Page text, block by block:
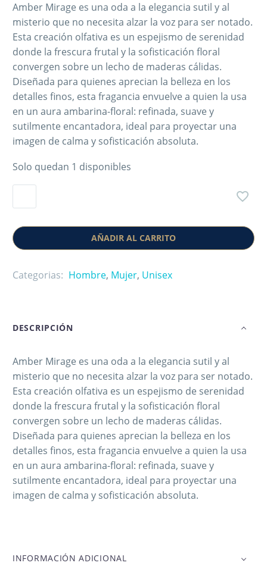
Amber Mirage es una oda a la elegancia sutil y al
misterio que no necesita alzar la voz para ser notado.
Esta creación olfativa es un espejismo de serenidad
donde la frescura frutal y la sofisticación floral
convergen sobre un lecho de maderas cálidas.
Diseñada para quienes aprecian la belleza en los
detalles finos, esta fragancia envuelve a quien la usa
en un aura ambarina-floral: refinada, suave y
sutilmente encantadora, ideal para proyectar una
imagen de calma y sofisticación absoluta.
Solo quedan 1 disponibles
AÑADIR AL CARRITO
Categorias: Hombre, Mujer, Unisex
DESCRIPCIÓN
Amber Mirage es una oda a la elegancia sutil y al
misterio que no necesita alzar la voz para ser notado.
Esta creación olfativa es un espejismo de serenidad
donde la frescura frutal y la sofisticación floral
convergen sobre un lecho de maderas cálidas.
Diseñada para quienes aprecian la belleza en los
detalles finos, esta fragancia envuelve a quien la usa
en un aura ambarina-floral: refinada, suave y
sutilmente encantadora, ideal para proyectar una
imagen de calma y sofisticación absoluta.
INFORMACIÓN ADICIONAL